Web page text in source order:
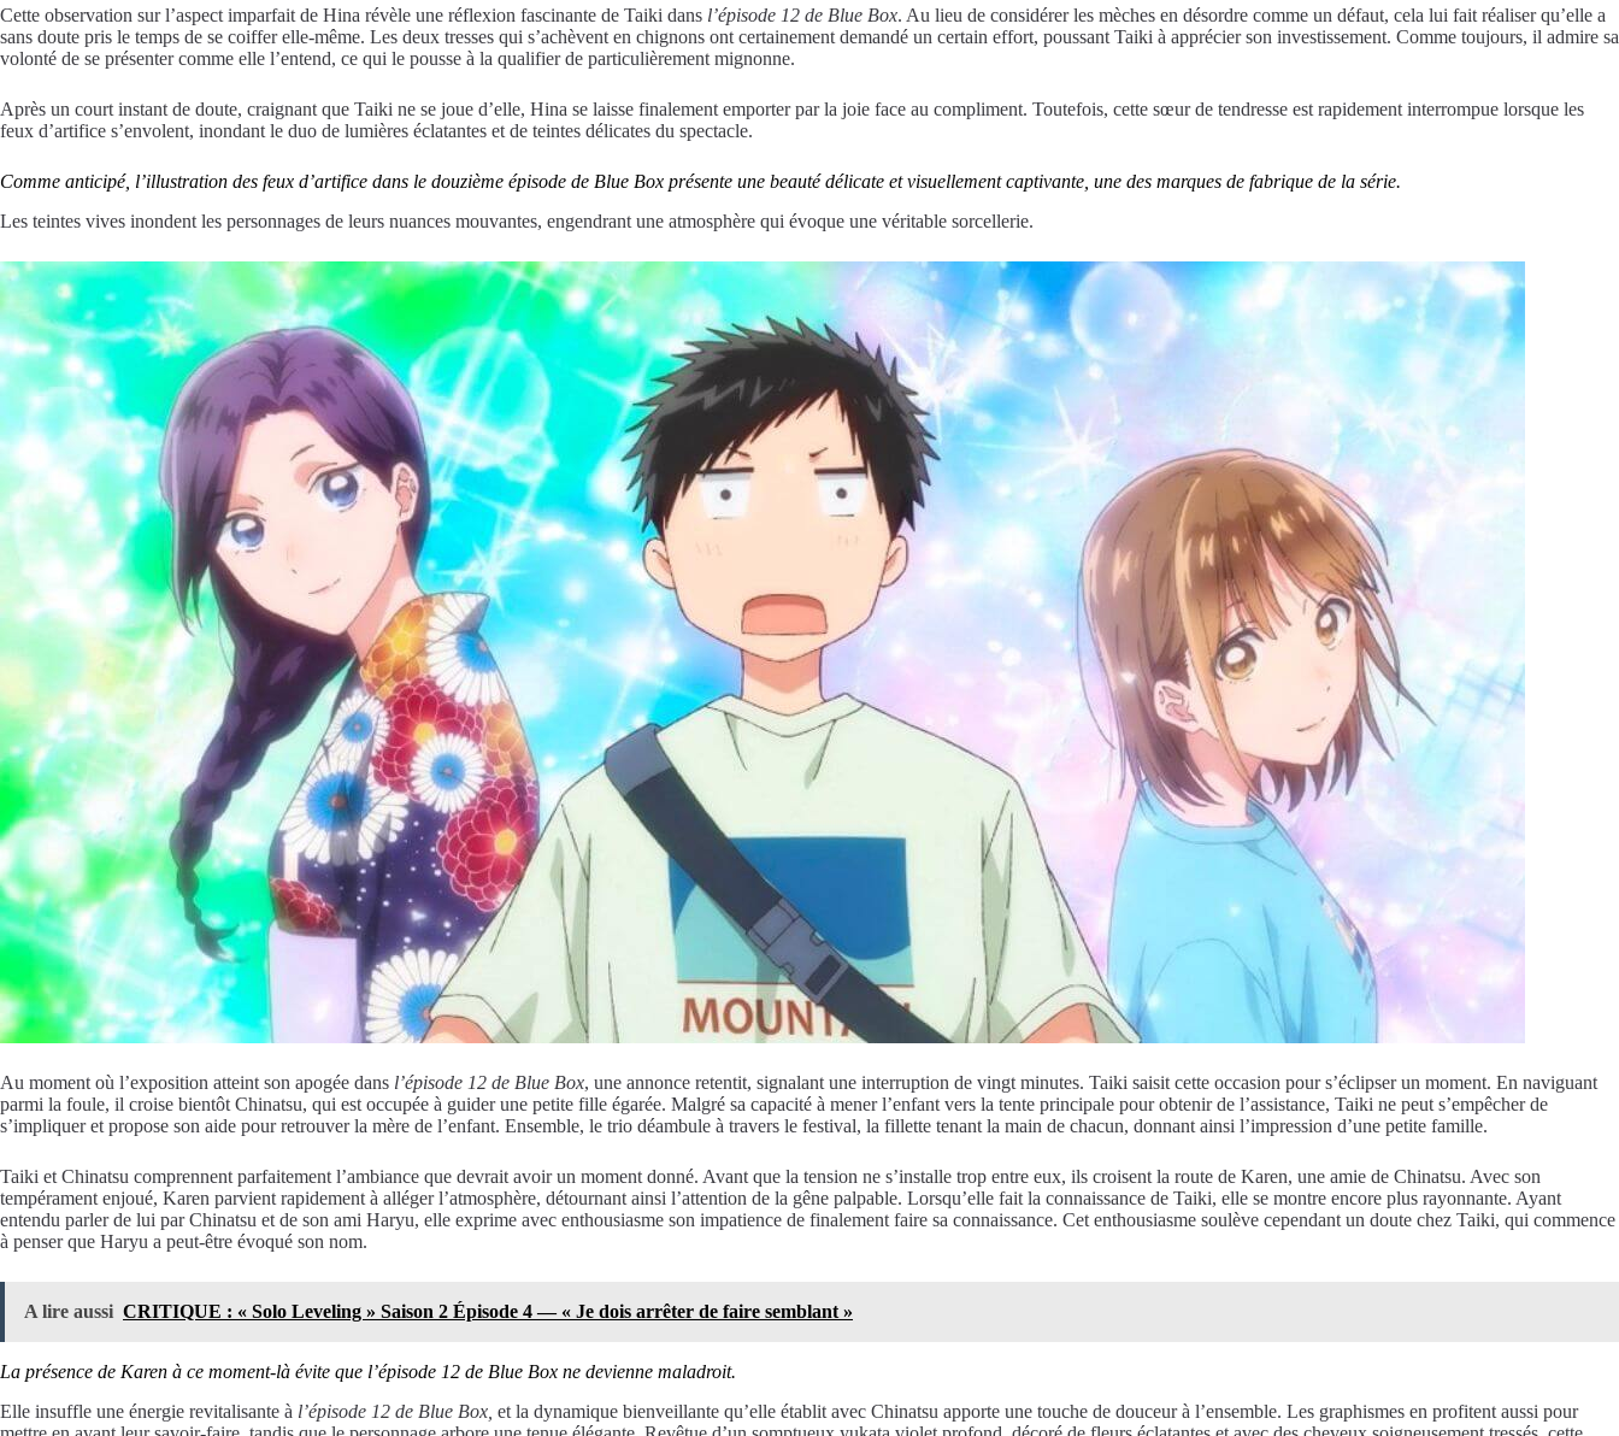
Cette observation sur l’aspect imparfait de Hina révèle une réflexion fascinante de Taiki dans l’épisode 12 de Blue Box. Au lieu de considérer les mèches en désordre comme un défaut, cela lui fait réaliser qu’elle a
sans doute pris le temps de se coiffer elle-même. Les deux tresses qui s’achèvent en chignons ont certainement demandé un certain effort, poussant Taiki à apprécier son investissement. Comme toujours, il admire sa
volonté de se présenter comme elle l’entend, ce qui le pousse à la qualifier de particulièrement mignonne.
Après un court instant de doute, craignant que Taiki ne se joue d’elle, Hina se laisse finalement emporter par la joie face au compliment. Toutefois, cette sœur de tendresse est rapidement interrompue lorsque les
feux d’artifice s’envolent, inondant le duo de lumières éclatantes et de teintes délicates du spectacle.
Comme anticipé, l’illustration des feux d’artifice dans le douzième épisode de Blue Box présente une beauté délicate et visuellement captivante, une des marques de fabrique de la série.
Les teintes vives inondent les personnages de leurs nuances mouvantes, engendrant une atmosphère qui évoque une véritable sorcellerie.
Au moment où l’exposition atteint son apogée dans l’épisode 12 de Blue Box, une annonce retentit, signalant une interruption de vingt minutes. Taiki saisit cette occasion pour s’éclipser un moment. En naviguant
parmi la foule, il croise bientôt Chinatsu, qui est occupée à guider une petite fille égarée. Malgré sa capacité à mener l’enfant vers la tente principale pour obtenir de l’assistance, Taiki ne peut s’empêcher de
s’impliquer et propose son aide pour retrouver la mère de l’enfant. Ensemble, le trio déambule à travers le festival, la fillette tenant la main de chacun, donnant ainsi l’impression d’une petite famille.
Taiki et Chinatsu comprennent parfaitement l’ambiance que devrait avoir un moment donné. Avant que la tension ne s’installe trop entre eux, ils croisent la route de Karen, une amie de Chinatsu. Avec son
tempérament enjoué, Karen parvient rapidement à alléger l’atmosphère, détournant ainsi l’attention de la gêne palpable. Lorsqu’elle fait la connaissance de Taiki, elle se montre encore plus rayonnante. Ayant
entendu parler de lui par Chinatsu et de son ami Haryu, elle exprime avec enthousiasme son impatience de finalement faire sa connaissance. Cet enthousiasme soulève cependant un doute chez Taiki, qui commence
à penser que Haryu a peut-être évoqué son nom.
A lire aussi CRITIQUE : « Solo Leveling » Saison 2 Épisode 4 — « Je dois arrêter de faire semblant »
La présence de Karen à ce moment-là évite que l’épisode 12 de Blue Box ne devienne maladroit.
Elle insuffle une énergie revitalisante à l’épisode 12 de Blue Box, et la dynamique bienveillante qu’elle établit avec Chinatsu apporte une touche de douceur à l’ensemble. Les graphismes en profitent aussi pour